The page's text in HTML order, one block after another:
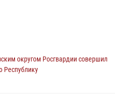
Росгвардии провели турнир по
Росгвардии встретились с
округом Росгвардии совершил
Республику